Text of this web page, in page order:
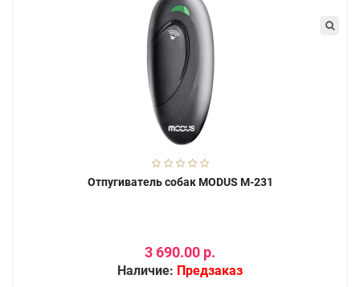
Отпугиватель собак MODUS М-231
3 690.00 р.
Наличие: Предзаказ